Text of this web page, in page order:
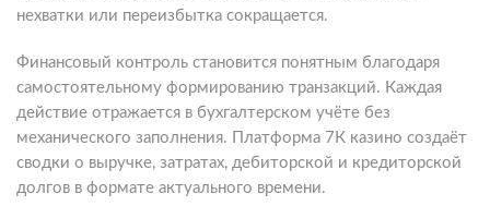
нехватки или переизбытка сокращается.
Финансовый контроль становится понятным благодаря
самостоятельному формированию транзакций. Каждая
действие отражается в бухгалтерском учёте без
механического заполнения. Платформа 7К казино создаёт
сводки о выручке, затратах, дебиторской и кредиторской
долгов в формате актуального времени.